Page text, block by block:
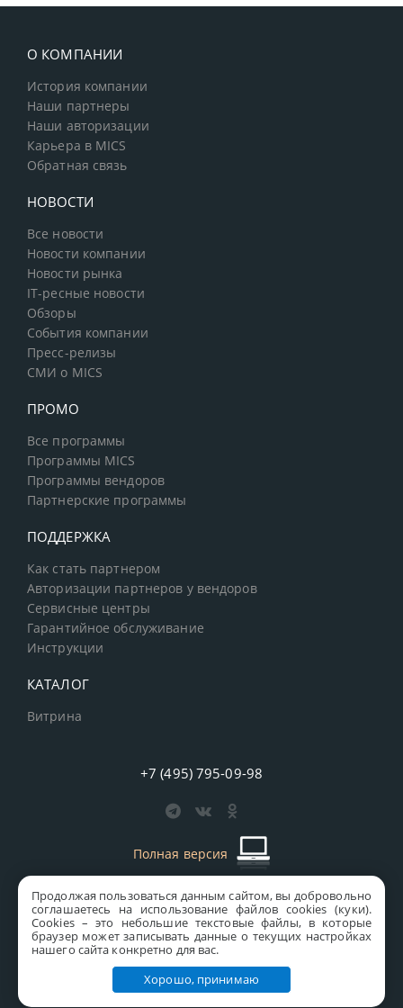
Продолжая пользоваться данным сайтом, вы добровольно
соглашаетесь на использование файлов cookies (куки).
Сookies – это небольшие текстовые файлы, в которые
браузер может записывать данные о текущих настройках
нашего сайта конкретно для вас.
Хорошо, принимаю
О КОМПАНИИ
История компании
Наши партнеры
Наши авторизации
Карьера в MICS
Обратная связь
НОВОСТИ
Все новости
Новости компании
Новости рынка
IT-ресные новости
Обзоры
События компании
Пресс-релизы
СМИ о MICS
ПРОМО
Все программы
Программы MICS
Программы вендоров
Партнерские программы
ПОДДЕРЖКА
Как стать партнером
Авторизации партнеров у вендоров
Сервисные центры
Гарантийное обслуживание
Инструкции
КАТАЛОГ
Витрина
+7 (495) 795-09-98
Полная версия
старая версия сайтаMICS
Все права защищены © 1997-2026 MICS Distribution Company
Правовая информация